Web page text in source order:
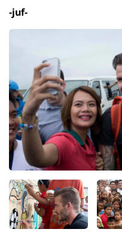
-juf-